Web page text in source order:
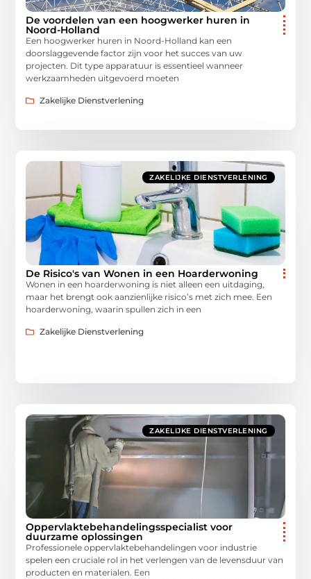
De voordelen van een hoogwerker huren in
Noord-Holland
Een hoogwerker huren in Noord-Holland kan een
doorslaggevende factor zijn voor het succes van uw
projecten. Dit type apparatuur is essentieel wanneer
werkzaamheden uitgevoerd moeten
Zakelijke Dienstverlening
ZAKELIJKE DIENSTVERLENING
De Risico's van Wonen in een Hoarderwoning
Wonen in een hoarderwoning is niet alleen een uitdaging,
maar het brengt ook aanzienlijke risico’s met zich mee. Een
hoarderwoning, waarin spullen zich in een
Zakelijke Dienstverlening
ZAKELIJKE DIENSTVERLENING
Oppervlaktebehandelingsspecialist voor
duurzame oplossingen
Professionele oppervlaktebehandelingen voor industrie
spelen een cruciale rol in het verlengen van de levensduur van
producten en materialen. Een